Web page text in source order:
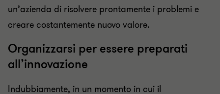
un’azienda di risolvere prontamente i problemi e
creare costantemente nuovo valore.
Organizzarsi per essere preparati
all’innovazione
Indubbiamente, in un momento in cui il